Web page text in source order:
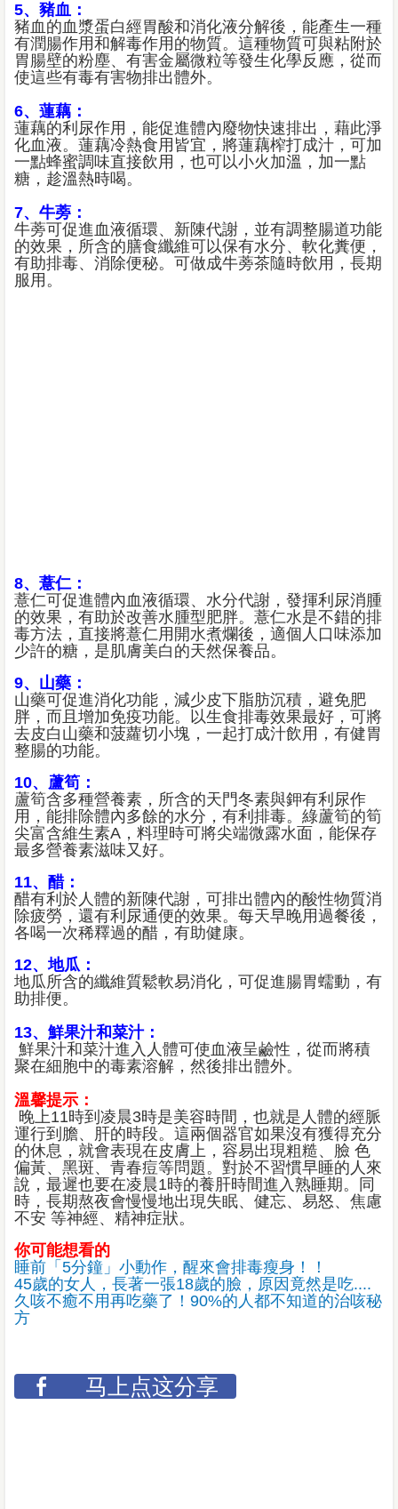
5、豬血：
豬血的血漿蛋白經胃酸和消化液分解後，能產生一種
有潤腸作用和解毒作用的物質。這種物質可與粘附於
胃腸壁的粉塵、有害金屬微粒等發生化學反應，從而
使這些有毒有害物排出體外。
6、蓮藕：
蓮藕的利尿作用，能促進體內廢物快速排出，藉此淨
化血液。蓮藕冷熱食用皆宜，將蓮藕榨打成汁，可加
一點蜂蜜調味直接飲用，也可以小火加溫，加一點
糖，趁溫熱時喝。
7、牛蒡：
牛蒡可促進血液循環、新陳代謝，並有調整腸道功能
的效果，所含的膳食纖維可以保有水分、軟化糞便，
有助排毒、消除便秘。可做成牛蒡茶隨時飲用，長期
服用。
8、薏仁：
薏仁可促進體內血液循環、水分代謝，發揮利尿消腫
的效果，有助於改善水腫型肥胖。薏仁水是不錯的排
毒方法，直接將薏仁用開水煮爛後，適個人口味添加
少許的糖，是肌膚美白的天然保養品。
9、山藥：
山藥可促進消化功能，減少皮下脂肪沉積，避免肥
胖，而且增加免疫功能。以生食排毒效果最好，可將
去皮白山藥和菠蘿切小塊，一起打成汁飲用，有健胃
整腸的功能。
10、蘆筍：
蘆筍含多種營養素，所含的天門冬素與鉀有利尿作
用，能排除體內多餘的水分，有利排毒。綠蘆筍的筍
尖富含維生素A，料理時可將尖端微露水面，能保存
最多營養素滋味又好。
11、醋：
醋有利於人體的新陳代謝，可排出體內的酸性物質消
除疲勞，還有利尿通便的效果。每天早晚用過餐後，
各喝一次稀釋過的醋，有助健康。
12、地瓜：
地瓜所含的纖維質鬆軟易消化，可促進腸胃蠕動，有
助排便。
13、鮮果汁和菜汁：
鮮果汁和菜汁進入人體可使血液呈鹼性，從而將積
聚在細胞中的毒素溶解，然後排出體外。
溫馨提示：
晚上11時到凌晨3時是美容時間，也就是人體的經脈
運行到膽、肝的時段。這兩個器官如果沒有獲得充分
的休息，就會表現在皮膚上，容易出現粗糙、臉 色
偏黃、黑斑、青春痘等問題。對於不習慣早睡的人來
說，最遲也要在凌晨1時的養肝時間進入熟睡期。同
時，長期熬夜會慢慢地出現失眠、健忘、易怒、焦慮
不安 等神經、精神症狀。
你可能想看的
睡前「5分鐘」小動作，醒來會排毒瘦身！！
45歲的女人，長著一張18歲的臉，原因竟然是吃....
久咳不癒不用再吃藥了！90%的人都不知道的治咳秘
方
马上点这分享